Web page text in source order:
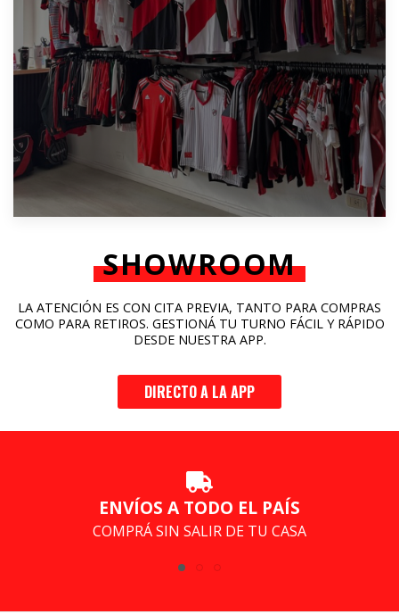
SHOWROOM
LA ATENCIÓN ES CON CITA PREVIA, TANTO PARA COMPRAS
COMO PARA RETIROS. GESTIONÁ TU TURNO FÁCIL Y RÁPIDO
DESDE NUESTRA APP.
DIRECTO A LA APP
ENVÍOS A TODO EL PAÍS
COMPRÁ SIN SALIR DE TU CASA